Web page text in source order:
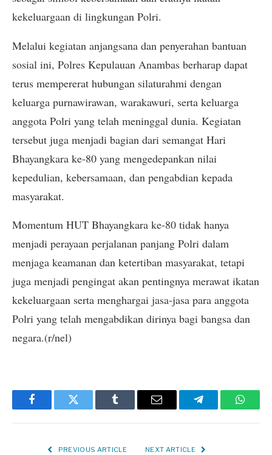
kekeluargaan di lingkungan Polri.
Melalui kegiatan anjangsana dan penyerahan bantuan
sosial ini, Polres Kepulauan Anambas berharap dapat
terus mempererat hubungan silaturahmi dengan
keluarga purnawirawan, warakawuri, serta keluarga
anggota Polri yang telah meninggal dunia. Kegiatan
tersebut juga menjadi bagian dari semangat Hari
Bhayangkara ke-80 yang mengedepankan nilai
kepedulian, kebersamaan, dan pengabdian kepada
masyarakat.
Momentum HUT Bhayangkara ke-80 tidak hanya
menjadi perayaan perjalanan panjang Polri dalam
menjaga keamanan dan ketertiban masyarakat, tetapi
juga menjadi pengingat akan pentingnya merawat ikatan
kekeluargaan serta menghargai jasa-jasa para anggota
Polri yang telah mengabdikan dirinya bagi bangsa dan
negara.(r/nel)
FacebookTwitter Tumblr Email Telegram
PREVIOUS ARTICLE NEXT ARTICLE